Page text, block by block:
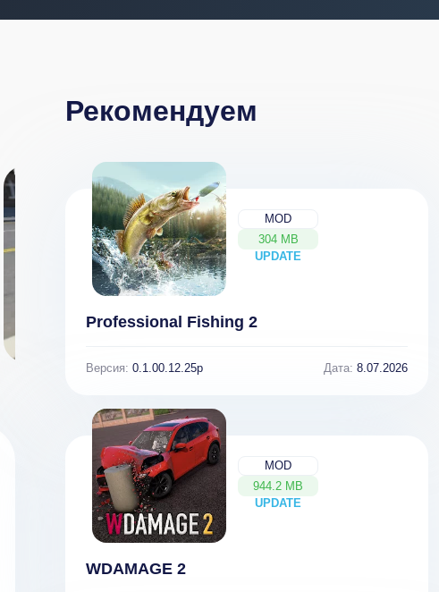
Рекомендуем
MOD
304 MB
UPDATE
NEW
Professional Fishing 2
Версия: 0.1.00.12.25p Дата: 8.07.2026
MOD
944.2 MB
UPDATE
NEW
WDAMAGE 2